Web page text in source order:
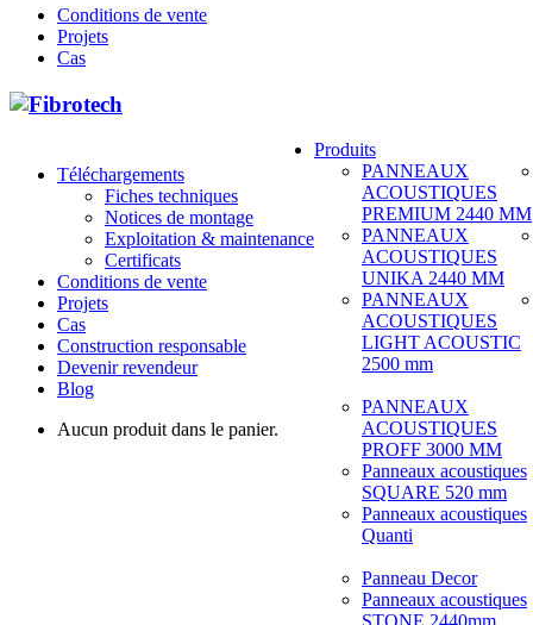
Conditions de vente
Projets
Cas
Téléchargements
Fiches techniques
Notices de montage
Exploitation & maintenance
Certificats
Conditions de vente
Projets
Cas
Construction responsable
Devenir revendeur
Blog
Aucun produit dans le panier.
Produits
PANNEAUX
ACOUSTIQUES
PREMIUM 2440 MM
PANNEAUX
ACOUSTIQUES
UNIKA 2440 MM
PANNEAUX
ACOUSTIQUES
LIGHT ACOUSTIC
2500 mm
PANNEAUX
ACOUSTIQUES
PROFF 3000 MM
Panneaux acoustiques
SQUARE 520 mm
Panneaux acoustiques
Quanti
Panneau Decor
Panneaux acoustiques